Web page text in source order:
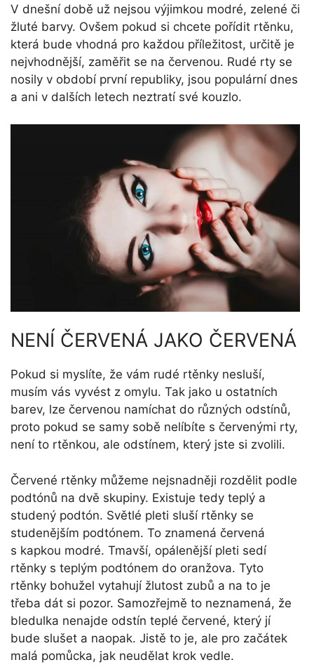
V dnešní době už nejsou výjimkou modré, zelené či
žluté barvy. Ovšem pokud si chcete pořídit rtěnku,
která bude vhodná pro každou příležitost, určitě je
nejvhodnější, zaměřit se na červenou. Rudé rty se
nosily v období první republiky, jsou populární dnes
a ani v dalších letech neztratí své kouzlo.
NENÍ ČERVENÁ JAKO ČERVENÁ
Pokud si myslíte, že vám rudé rtěnky nesluší,
musím vás vyvést z omylu. Tak jako u ostatních
barev, lze červenou namíchat do různých odstínů,
proto pokud se samy sobě nelíbíte s červenými rty,
není to rtěnkou, ale odstínem, který jste si zvolili.
Červené rtěnky můžeme nejsnadněji rozdělit podle
podtónů na dvě skupiny. Existuje tedy teplý a
studený podtón. Světlé pleti sluší rtěnky se
studenějším podtónem. To znamená červená
s kapkou modré. Tmavší, opálenější pleti sedí
rtěnky s teplým podtónem do oranžova. Tyto
rtěnky bohužel vytahují žlutost zubů a na to je
třeba dát si pozor. Samozřejmě to neznamená, že
bledulka nenajde odstín teplé červené, který jí
bude slušet a naopak. Jistě to je, ale pro začátek
malá pomůcka, jak neudělat krok vedle.